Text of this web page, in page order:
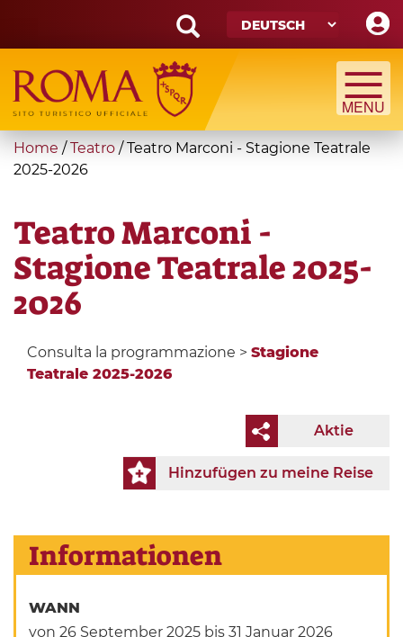
main
content
Search
form
Suche
You
are
Home / Teatro /Teatro Marconi - Stagione Teatrale
2025-2026
Teatro Marconi -
Stagione Teatrale 2025-
2026
Consulta la programmazione > Stagione
Teatrale 2025-2026
Aktie
Hinzufügen zu meine Reise
Informationen
WANN
von 26 September 2025 bis 31 Januar 2026